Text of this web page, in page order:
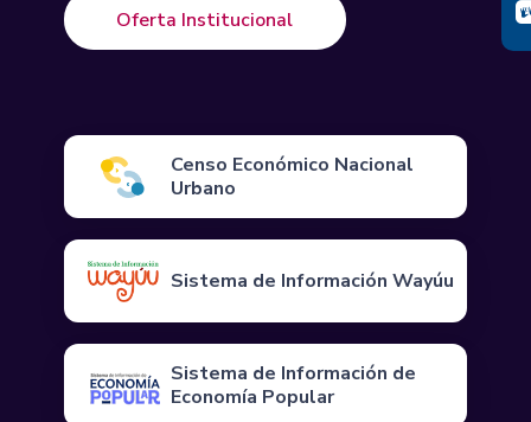
Oferta Institucional
Censo Económico Nacional
Urbano
Sistema de Información Wayúu
Sistema de Información de
Economía Popular